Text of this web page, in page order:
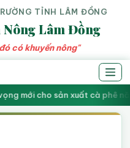
TỈNH LÂM ĐỒNG
Lâm Đồng
có khuyến nông"
mới cho sản xuất cà phê